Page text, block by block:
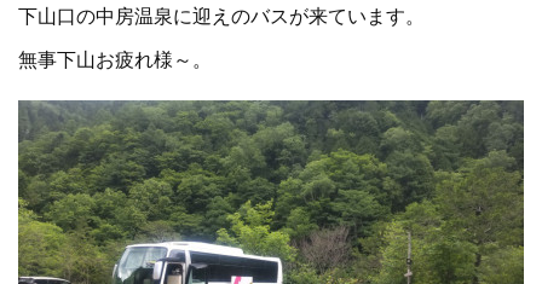
下山口の中房温泉に迎えのバスが来ています。
無事下山お疲れ様～。